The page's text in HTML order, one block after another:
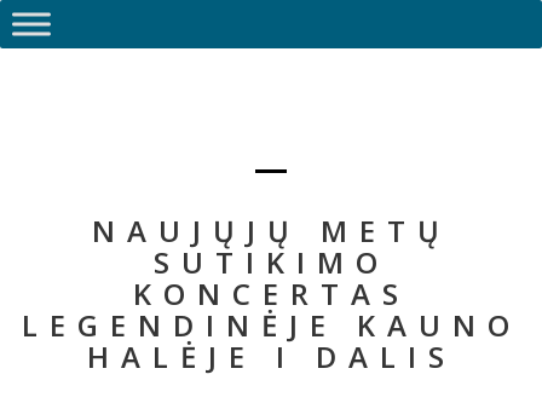
NAUJŲJŲ METŲ
SUTIKIMO
KONCERTAS
LEGENDINĖJE KAUNO
HALĖJE I DALIS